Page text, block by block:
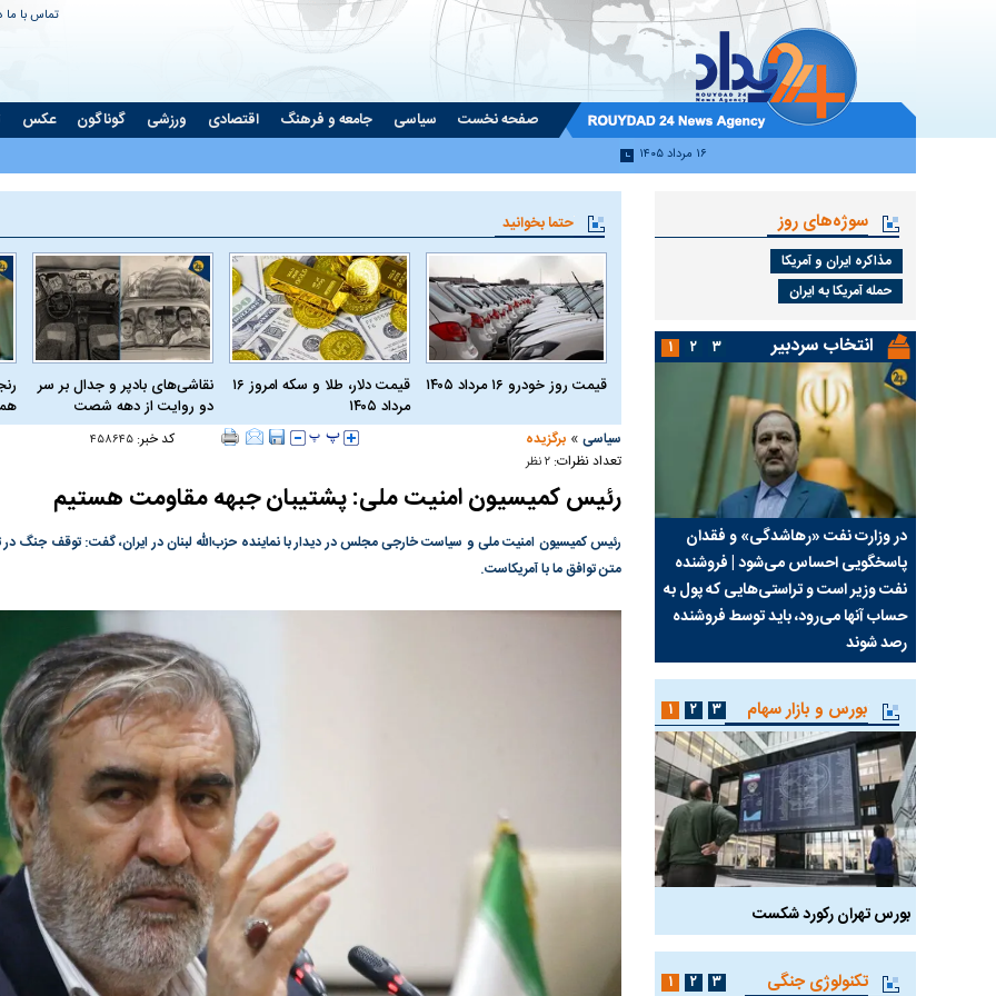
تماس با ما
صفحه نخست سیاسی جامعه و فرهنگ اقتصادی ورزشی گوناگون عکس
۱۶ مرداد ۱۴۰۵
حتما بخوانید
قیمت روز خودرو ۱۶ مرداد ۱۴۰۵
قیمت دلار، طلا و سکه امروز ۱۶
مرداد ۱۴۰۵
نقاشی‌های بادپر و جدال بر سر
دو روایت از دهه شصت
سیاسی » برگزیده کد خبر: ۴۵۸۶۴۵
تعداد نظرات: ۲ نظر
رئیس کمیسیون امنیت ملی: پشتیبان جبهه مقاومت هستیم
رئیس کمیسیون امنیت ملی و سیاست خارجی مجلس در دیدار با نماینده حزب‌الله لبنان در ایران، گفت: توقف جنگ در
متن توافق ما با آمریکاست.
سوژه‌های روز
مذاکره ایران و آمریکا
حمله آمریکا به ایران
انتخاب سردبیر
در وزارت نفت «رهاشدگی» و فقدان
پاسخگویی احساس می‌شود | فروشنده
نفت وزیر است و تراستی‌هایی که پول به
حساب آنها می‌رود، باید توسط فروشنده
رصد شوند
چرا رویای آمریکایی سرنگونی رژیم و
نابودی محور مقاومت تعبیر نشد؟ | پشت
واشنگتن را زمین زد
مطالعه رفتار هیستریک صدا و سیما علیه
در وزارت نفت
حساب آنها
رصد شوند
۱ ۲ ۳
بورس و بازار سهام
بورس تهران رکورد شکست سیگنال مثبت دیپلماسی به بورس بورس تهران
۱ ۲ ۳
تکنولوژی جنگی ۱ ۲ ۳